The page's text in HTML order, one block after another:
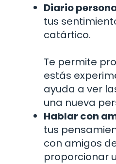
Diario
tus
catártico.
Te permite
estás
ayuda a ver
una nueva
Hablar con
tus
con amigos
proporcionar